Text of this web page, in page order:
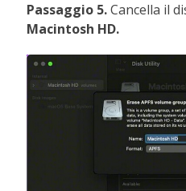
Passaggio 5.Cancella il
Macintosh HD.